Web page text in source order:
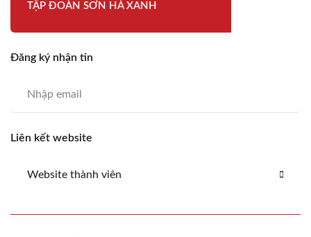
TẬP ĐOÀN SƠN HÀ XANH
Đăng ký nhận tin
Liên kết website
Website thành viên